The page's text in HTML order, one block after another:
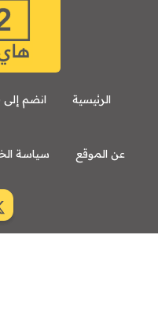
الرئيسية انضم
عن الموقع سياسة